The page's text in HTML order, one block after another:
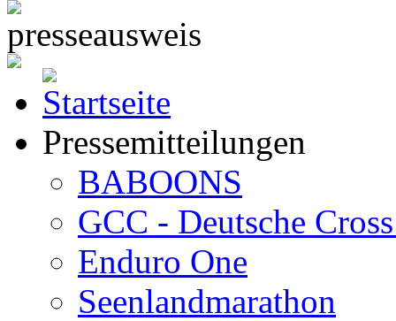
Pressemitteilungen
BABOONS
GCC - Deutsche
Enduro One
Seenlandmarathon